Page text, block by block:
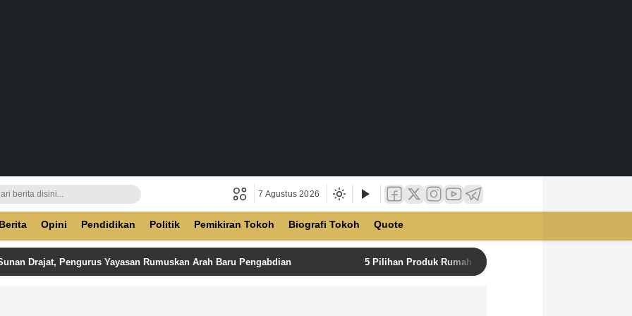
7 Agustus 2026
Berita Opini Pendidikan Politik Pemikiran Tokoh Biografi Tokoh Quote
Drajat, Pengurus Yayasan Rumuskan Arah Baru Pengabdian 5 Pilihan Produk Rumah Tangga Terbaik di Unilever Store